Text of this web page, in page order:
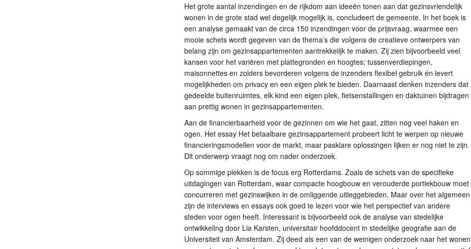
Het grote aantal inzendingen en de rijkdom aan ideeën tonen aan dat gezinsvriendelijk
wonen in de grote stad wel degelijk mogelijk is, concludeert de gemeente. In het boek is
een analyse gemaakt van de circa 150 inzendingen voor de prijsvraag, waarmee een
mooie schets wordt gegeven van de thema’s die volgens de creatieve ontwerpers van
belang zijn om gezinsappartementen aantrekkelijk te maken. Zij zien bijvoorbeeld veel
kansen voor het variëren met plattegronden en hoogtes; tussenverdiepingen,
maisonnettes en zolders bevorderen volgens de inzenders flexibel gebruik én levert
mogelijkheden om privacy en een eigen plek te bieden. Daarnaast denken inzenders dat
gedeelde buitenruimtes, elk kind een eigen plek, fietsenstallingen en daktuinen bijdragen
aan prettig wonen in gezinsappartementen.
Aan de financierbaarheid voor de gezinnen om wie het gaat, zitten nog veel haken en
ogen. Het essay Het betaalbare gezinsappartement probeert licht te werpen op nieuwe
financieringsmodellen voor de markt, maar pasklare oplossingen lijken er nog niet te zijn.
Dit onderwerp vraagt nog om nader onderzoek.
Op sommige plekken is de focus erg Rotterdams. Zoals de schets van de specifieke
uitdagingen van Rotterdam, waar compacte hoogbouw en verouderde portiekbouw moet
concurreren met gezinswijken in de omliggende uitleggebieden. Maar over het algemeen
zijn de interviews en essays ook goed te lezen voor wie het perspectief van andere
steden voor ogen heeft. Interessant is bijvoorbeeld ook de analyse van stedelijke
ontwikkeling door Lia Karsten, universitair hoofddocent in stedelijke geografie aan de
Universiteit van Amsterdam. Zij deed als een van de weinigen onderzoek naar het wonen